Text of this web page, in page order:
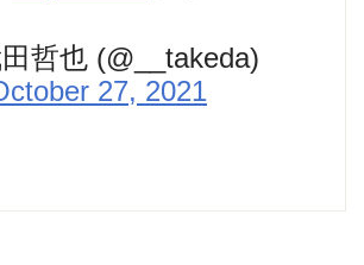
哲也 (@__takeda)
27, 2021